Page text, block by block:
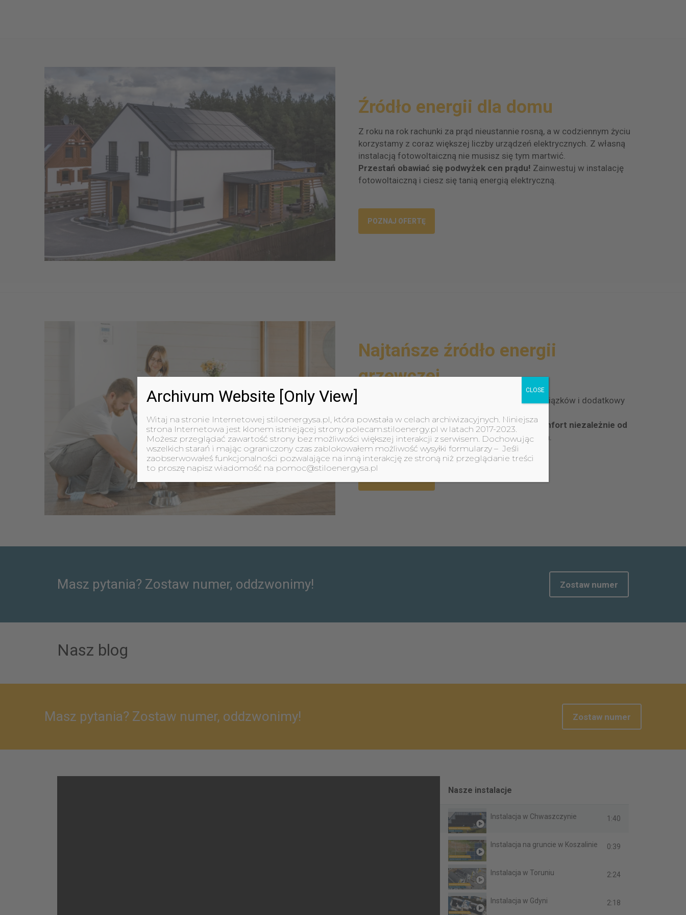
Źródło energii dla domu
Z roku na rok rachunki za prąd nieustannie rosną, a w codziennym życiu
korzystamy z coraz większej liczby urządzeń elektrycznych. Z własną
instalacją fotowoltaiczną nie musisz się tym martwić.
Przestań obawiać się podwyżek cen prądu! Zainwestuj w instalację
fotowoltaiczną i ciesz się tanią energią elektryczną.
POZNAJ OFERTĘ
Najtańsze źródło energii
grzewczej
Okres jesienno-zimowy to dla Ciebie więcej obowiązków i dodatkowy
Pompa ciepła to urządzenie, które zapewni Cikomfort niezależnie od
pory roku. Wygodnie i bez szkody dla środowiska.
Masz pytania? Zostaw numer, oddzwonimy! Zostaw numer
Nasz blog
Masz pytania? Zostaw numer, oddzwonimy! Zostaw numer
Nasze instalacje
Instalacja w Chwaszczynie 1:40
Instalacja na gruncie w Koszalinie 0:39
Instalacja w Toruniu 2:24
Instalacja w Gdyni 2:18
Archivum Website [Only View]
Witaj na stronie Internetowej stiloenergysa.pl, która powstała w celach archiwizacyjnych. Niniejsza
strona Internetowa jest klonem istniejącej strony polecam.stiloenergy.pl w latach 2017-2023.
Możesz przeglądać zawartość strony bez możliwości większej interakcji z serwisem. Dochowując
wszelkich starań i mając ograniczony czas zablokowałem możliwość wysyłki formularzy – Jeśli
zaobserwowałeś funkcjonalności pozwalające na inną interakcję ze stroną niż przeglądanie treści
to proszę napisz wiadomość na pomoc@stiloenergysa.pl
CLOSE